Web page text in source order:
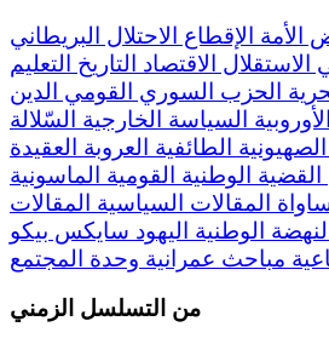
الأمة الإقطاع
الاحتلال البريطاني
الاستقلال الاقتصاد التاريخ
التعليم
الحزب السوري القومي
الدين
السياسة الخارجية
السّلالة
الصهيونية الطائفية العروبة
العقيدة
القضية الوطنية القومية
الماسونية
المقالات السياسية
المقالات
النهضة الوطنية اليهود سايكس بيكو
مباحث عمرانية وحدة المجتمع
من التسلسل الزمني